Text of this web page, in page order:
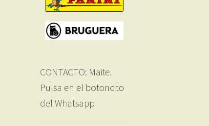
CONTACTO: Maite.
Pulsa en el botoncito
del Whatsapp